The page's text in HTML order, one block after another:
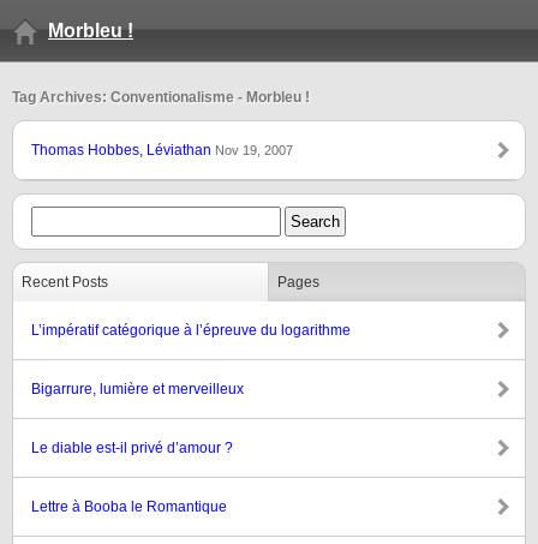
Morbleu !
Tag Archives: Conventionalisme - Morbleu !
Thomas Hobbes, Léviathan Nov 19, 2007
Recent Posts Pages
L’impératif catégorique à l’épreuve du logarithme
Bigarrure, lumière et merveilleux
Le diable est-il privé d’amour ?
Lettre à Booba le Romantique